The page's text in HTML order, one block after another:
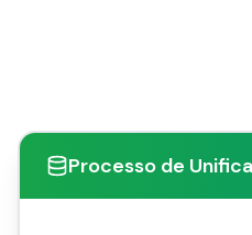
Processo de